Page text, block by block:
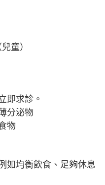
童）
即求診。
分泌物
物
如均衡飲食、足夠休息